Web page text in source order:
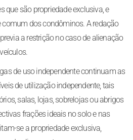
que são propriedade exclusiva, e
comum dos condôminos. A redação
a restrição no caso de alienação
de uso independente continuam as
de utilização independente, tais
salas, lojas, sobrelojas ou abrigos
frações ideais no solo e nas
se a propriedade exclusiva,